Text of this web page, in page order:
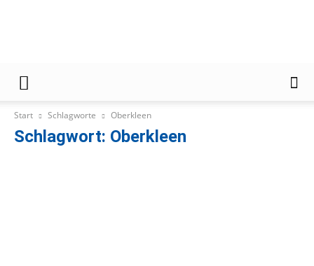
Start Schlagworte Oberkleen
Schlagwort: Oberkleen